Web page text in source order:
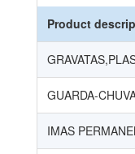
Product
GUARDA-
IMAS